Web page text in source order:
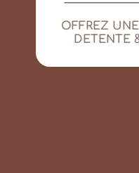
OFFREZ
DETENTE